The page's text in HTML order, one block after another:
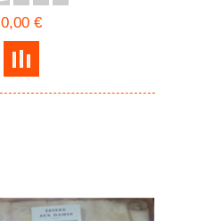
0,00 €